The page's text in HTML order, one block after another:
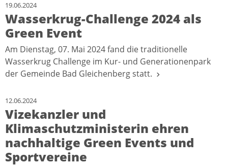
19.06.2024
Wasserkrug-Challenge 2024 als
Green Event
Am Dienstag, 07. Mai 2024 fand die traditionelle
Wasserkrug Challenge im Kur- und Generationenpark
der Gemeinde Bad Gleichenberg statt.
12.06.2024
Vizekanzler und
Klimaschutzministerin ehren
nachhaltige Green Events und
Sportvereine